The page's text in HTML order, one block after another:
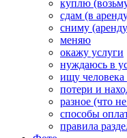
куплю
сдам (в
сниму
меняю
окажу услуги
нуждаюсь в
ищу человека
потери и
разное (что
способы
правила